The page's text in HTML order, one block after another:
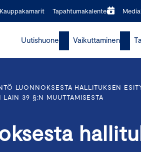
Kauppakamarit Tapahtumakalenteri
Uutishuone Vaikuttaminen
LUONNOKSESTA HALLITUKSEN
LAIN 39 §:N MUUTTAMISESTA